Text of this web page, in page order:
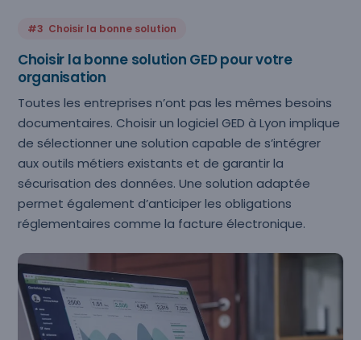
#3 Choisir la bonne solution
Choisir la bonne solution GED pour votre
organisation
Toutes les entreprises n’ont pas les mêmes besoins
documentaires. Choisir un logiciel GED à Lyon implique
de sélectionner une solution capable de s’intégrer
aux outils métiers existants et de garantir la
sécurisation des données. Une solution adaptée
permet également d’anticiper les obligations
réglementaires comme la facture électronique.